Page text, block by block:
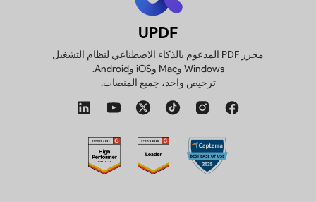
UPDF
محرر PDF المدعوم بالذكاء الاصطناعي لنظام التشغيل
Windows وMac وiOS وAndroid.
ترخيص واحد، جميع المنصات.